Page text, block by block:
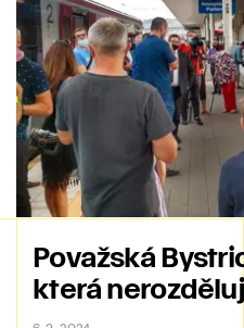
Považská
která